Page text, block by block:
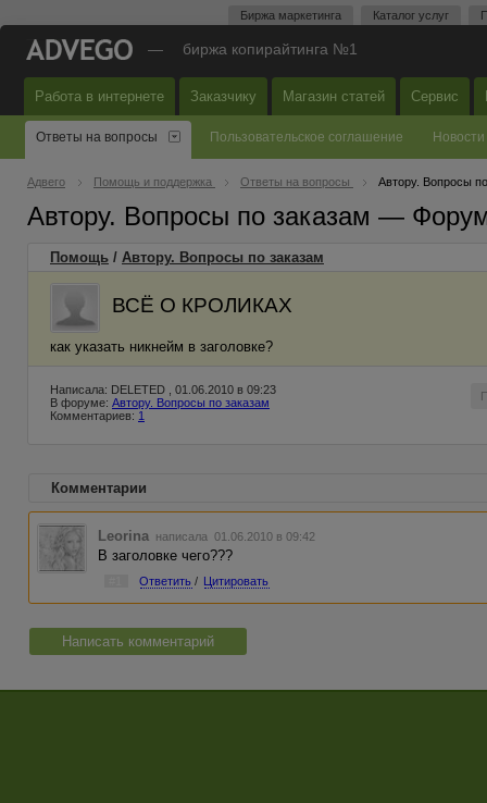
Биржа маркетинга Каталог услуг
— биржа копирайтинга №1
Работа в интернете Заказчику Магазин статей Сервис
Ответы на вопросы Пользовательское соглашение Новости
Адвего Помощь и поддержка Ответы на вопросы Автору. Вопросы
Автору. Вопросы по заказам —
Помощь / Автору. Вопросы по заказам
ВСЁ О КРОЛИКАХ
как указать никнейм в заголовке?
Написала: DELETED , 01.06.2010 в 09:23
В форуме: Автору. Вопросы по заказам
Комментариев: 1
Комментарии
Leorina написала 01.06.2010 в 09:42
В заголовке чего???
Ответить / Цитировать
Написать комментарий